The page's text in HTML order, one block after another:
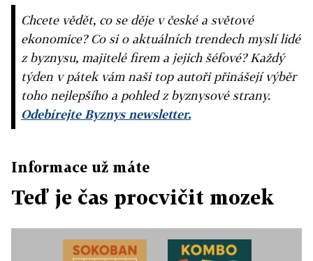
Chcete vědět, co se děje v české a světové
ekonomice? Co si o aktuálních trendech myslí lidé
z byznysu, majitelé firem a jejich šéfové? Každý
týden v pátek vám naši top autoři přinášejí výběr
toho nejlepšího a pohled z byznysové strany.
Odebírejte Byznys newsletter.
Informace už máte
Teď je čas procvičit mozek